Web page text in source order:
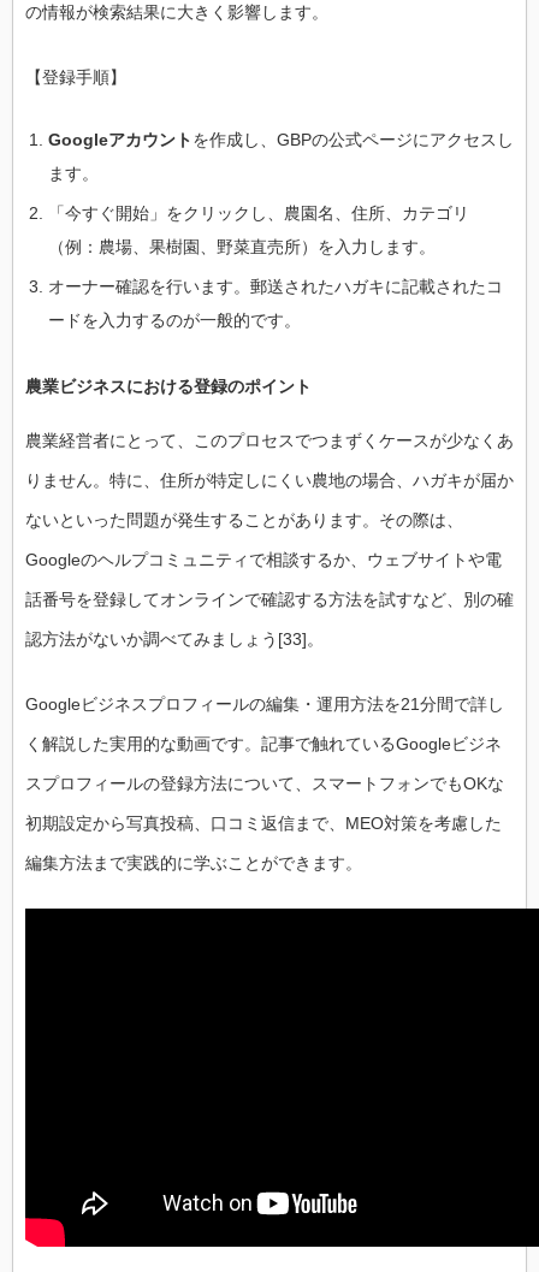
の情報が検索結果に大きく影響します。
【登録手順】
Googleアカウントを作成し、GBPの公式ページにアクセスし
ます。
「今すぐ開始」をクリックし、農園名、住所、カテゴリ
（例：農場、果樹園、野菜直売所）を入力します。
オーナー確認を行います。郵送されたハガキに記載されたコ
ードを入力するのが一般的です。
農業ビジネスにおける登録のポイント
農業経営者にとって、このプロセスでつまずくケースが少なくあ
りません。特に、住所が特定しにくい農地の場合、ハガキが届か
ないといった問題が発生することがあります。その際は、
Googleのヘルプコミュニティで相談するか、ウェブサイトや電
話番号を登録してオンラインで確認する方法を試すなど、別の確
認方法がないか調べてみましょう[33]。
Googleビジネスプロフィールの編集 ・運用方法を21分間で詳し
く解説した実用的な動画です。記事で触れているGoogleビジネ
スプロフィールの登録方法について、スマートフォンでもOKな
初期設定から写真投稿、口コミ返信まで、 MEO対策を考慮した
編集方法まで実践的に学ぶことができます。